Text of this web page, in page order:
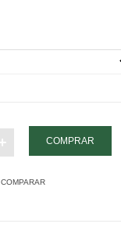
COMPARAR